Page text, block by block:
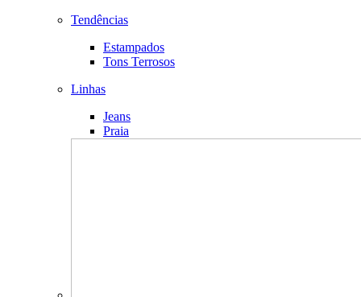
Tendências
Estampados
Tons Terrosos
Linhas
Jeans
Praia